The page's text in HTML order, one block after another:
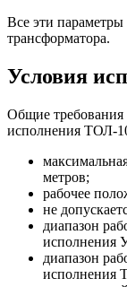
Все эти
трансформатора.
Условия
Общие требования
исполнения ТОЛ-
метров;
рабочее
не
диапазон
исполнения
диапазон
исполнения